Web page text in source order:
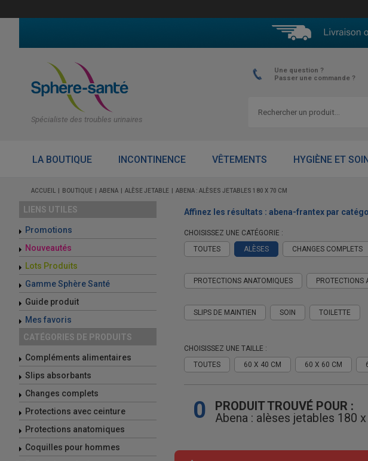
Spécialiste des troubles urinaires
Une question ?
Passer une commande ?
LA BOUTIQUE INCONTINENCE VÊTEMENTS HYGIÈNE ET
ACCUEIL BOUTIQUE ABENA ALÈSE JETABLE ABENA : ALÈSES JETABLES 180 X 70 CM
LIENS UTILES
Promotions
Nouveautés
Lots Produits
Gamme Sphère Santé
Guide produit
Mes favoris
CATÉGORIES DE PRODUITS
Compléments alimentaires
Slips absorbants
Changes complets
Protections avec ceinture
Protections anatomiques
Coquilles pour hommes
Affinez les résultats : abena-frantex par
CHOISISSEZ UNE CATÉGORIE :
TOUTES
ALÈSES CHANGES COMPLETS
PROTECTIONS ANATOMIQUES PROTECTIONS
SLIPS DE MAINTIEN SOIN TOILETTE
CHOISISSEZ UNE TAILLE :
TOUTES
60 X 40 CM 60 X 60 CM
0
PRODUIT TROUVÉ POUR :
Abena : alèses jetables 180